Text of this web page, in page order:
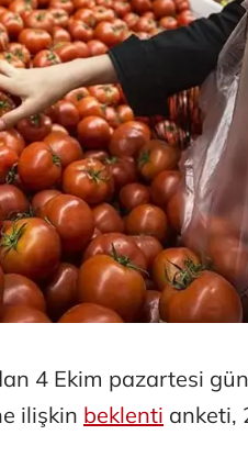
4 Ekim pazartesi
ilişkin beklenti anketi,